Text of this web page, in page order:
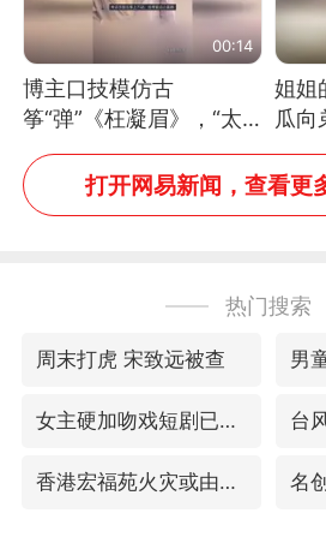
00:14
博主口技模仿古
筝“弹”《枉凝眉》，“太
像了～你是吃古筝长大的
吗？”“或将成为首位考级
不带古筝的选手。”（来
姐姐
瓜向
网友
教！
打开网易新闻，查看更
热门搜索
周末打虎 宋致远被查
女主硬加吻戏短剧已下架
香港宏福苑火灾或由烟头引起